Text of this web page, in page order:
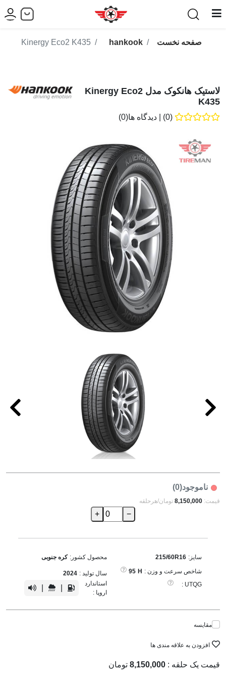
صفحه نخست hankook
Kinergy Eco2 K435
لاستیک هانکوک مدل Kinergy Eco2
K435
(0) دیدگاه ها(0)
ناموجود(0)
قیمت: 8,150,000 تومان/هرحلقه
−
+
سایز: 215/60R16
شاخص سرعت و وزن : H
95
UTQG :
محصول کشور: کره جنوبی
سال تولید : 2024
استاندارد
اروپا :
مقایسه
افزودن به علاقه مندی ها
قیمت یک حلقه : 8,150,000 تومان